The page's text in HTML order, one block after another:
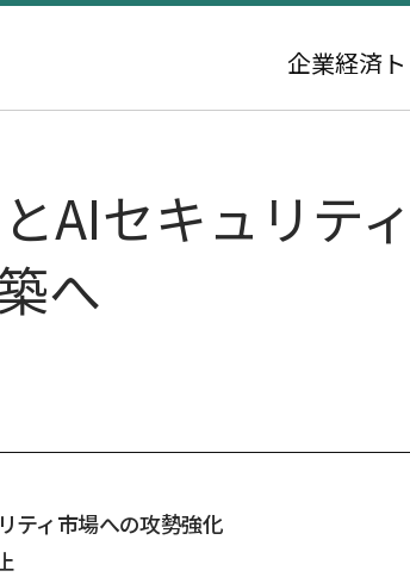
企業経済
AIセキュリテ
へ
ティ市場への攻勢強化